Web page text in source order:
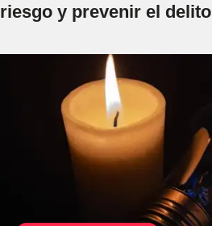
riesgo y prevenir el delito